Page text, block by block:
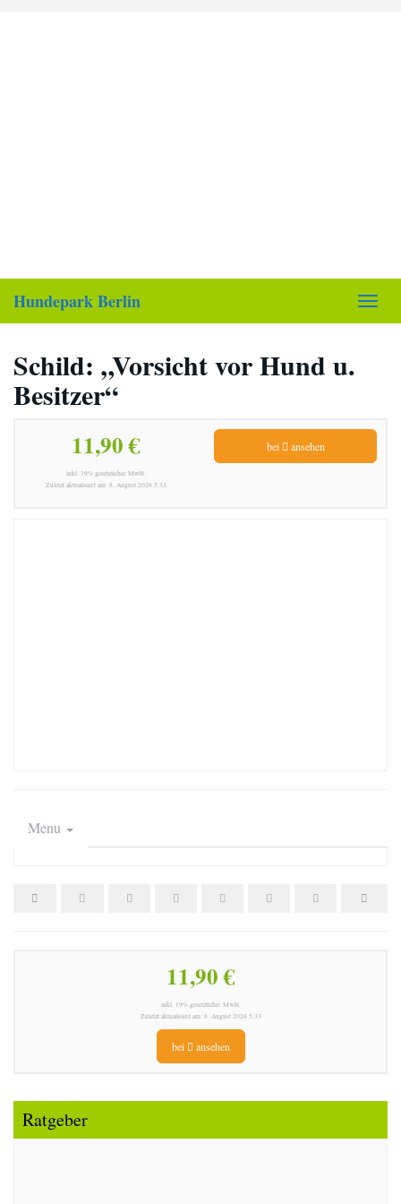
Hundepark Berlin
Schild: „Vorsicht vor Hund u.
Besitzer“
11,90 €
inkl. 19% gesetzlicher MwSt.
Zuletzt aktualisiert am: 8. August 2026 5:33
bei ansehen
Menu
11,90 €
inkl. 19% gesetzlicher MwSt.
Zuletzt aktualisiert am: 8. August 2026 5:33
bei ansehen
Ratgeber